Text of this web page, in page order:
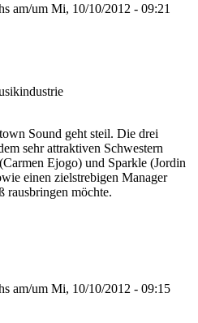
am/um Mi, 10/10/2012 - 09:21
Sound geht steil. Die drei
sehr attraktiven Schwestern
Ejogo) und Sparkle (Jordin
einen zielstrebigen Manager
rausbringen möchte.
am/um Mi, 10/10/2012 - 09:15